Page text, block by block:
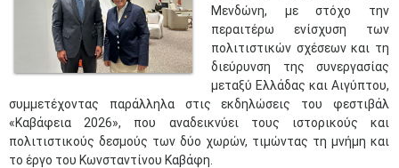
Μενδώνη, με στόχο την
περαιτέρω ενίσχυση των
πολιτιστικών σχέσεων και τη
διεύρυνση της συνεργασίας
μεταξύ Ελλάδας και Αιγύπτου,
συμμετέχοντας παράλληλα στις εκδηλώσεις του φεστιβάλ
«Καβάφεια 2026», που αναδεικνύει τους ιστορικούς και
πολιτιστικούς δεσμούς των δύο χωρών, τιμώντας τη μνήμη και
το έργο του Κωνσταντίνου Καβάφη.